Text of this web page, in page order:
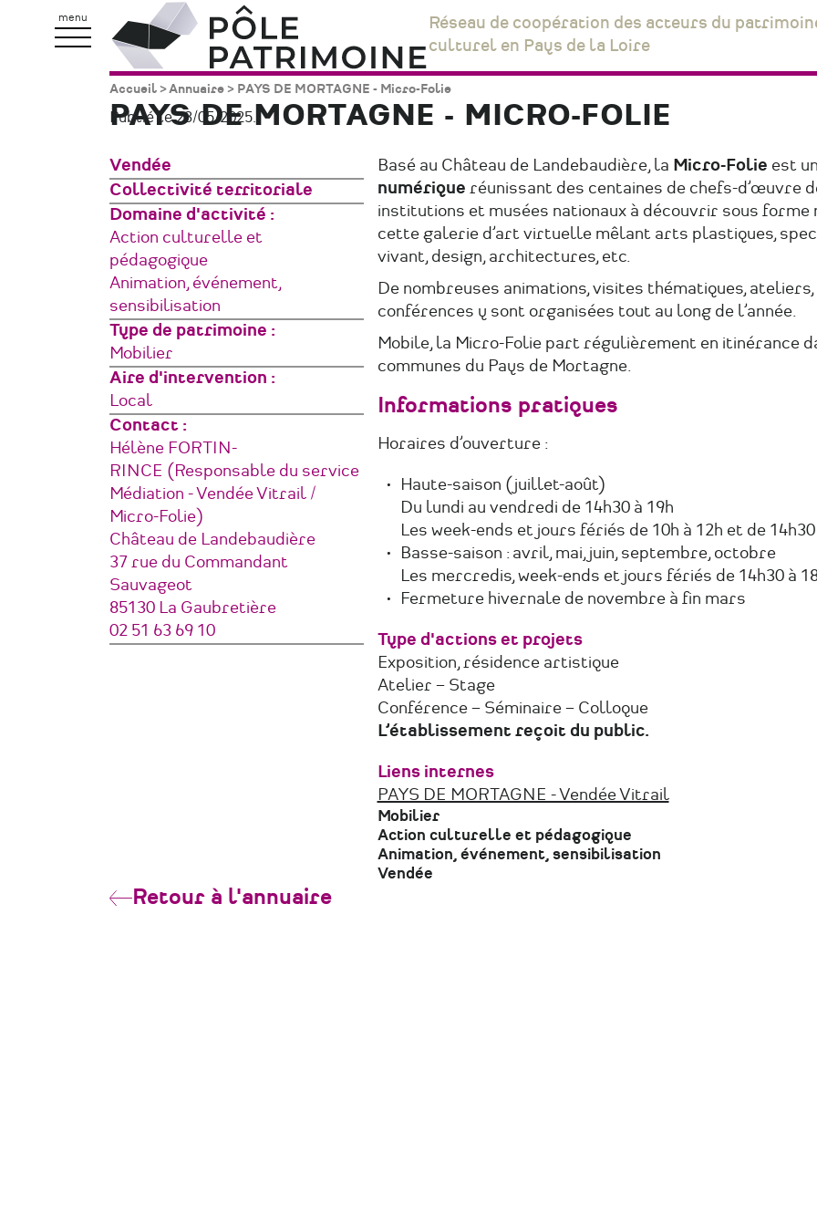
menu
Pôle
Patrimoine
Réseau de coopération des acteurs du
culturel en Pays de la Loire
Fil
Accueil Annuaire PAYS DE MORTAGNE - Micro-Folie
PAYS DE MORTAGNE - MICRO-FOLIE
Publié le 23/05/2025.
Zone
géographique
Vendée
Type
de
structure
Collectivité territoriale
Domaine d'activité
Action culturelle et
pédagogique
Animation, événement,
sensibilisation
Type de patrimoine
Mobilier
Aire d'intervention
Local
Contact :
Hélène FORTIN-
RINCE (Responsable du service
Médiation - Vendée Vitrail /
Micro-Folie)
Adresse
Château de Landebaudière
37 rue du Commandant
Sauvageot
85130 La Gaubretière
France
Téléphone
02 51 63 69 10
Basé au Château de Landebaudière, la Micro-Folie est un
numérique réunissant des centaines de chefs-d’œuvre
institutions et musées nationaux à découvrir sous forme
cette galerie d’art virtuelle mêlant arts plastiques,
vivant, design, architectures, etc.
De nombreuses animations, visites thématiques, ateliers,
conférences y sont organisées tout au long de l’année.
Mobile, la Micro-Folie part régulièrement en itinérance
communes du Pays de Mortagne.
Informations pratiques
Horaires d’ouverture :
Haute-saison (juillet-août)
Du lundi au vendredi de 14h30 à 19h
Les week-ends et jours fériés de 10h à 12h et de 14h30
Basse-saison : avril, mai, juin, septembre, octobre
Les mercredis, week-ends et jours fériés de 14h30 à
Fermeture hivernale de novembre à fin mars
Type d'actions et projets
Exposition, résidence artistique
Atelier – Stage
Conférence – Séminaire – Colloque
L’établissement reçoit du public.
Liens internes
PAYS DE MORTAGNE - Vendée Vitrail
Mobilier
Action culturelle et pédagogique
Animation, événement, sensibilisation
Vendée
Retour à l'annuaire